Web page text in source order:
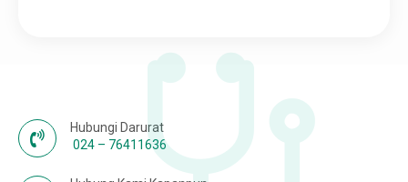
Hubungi Darurat
024 – 76411636